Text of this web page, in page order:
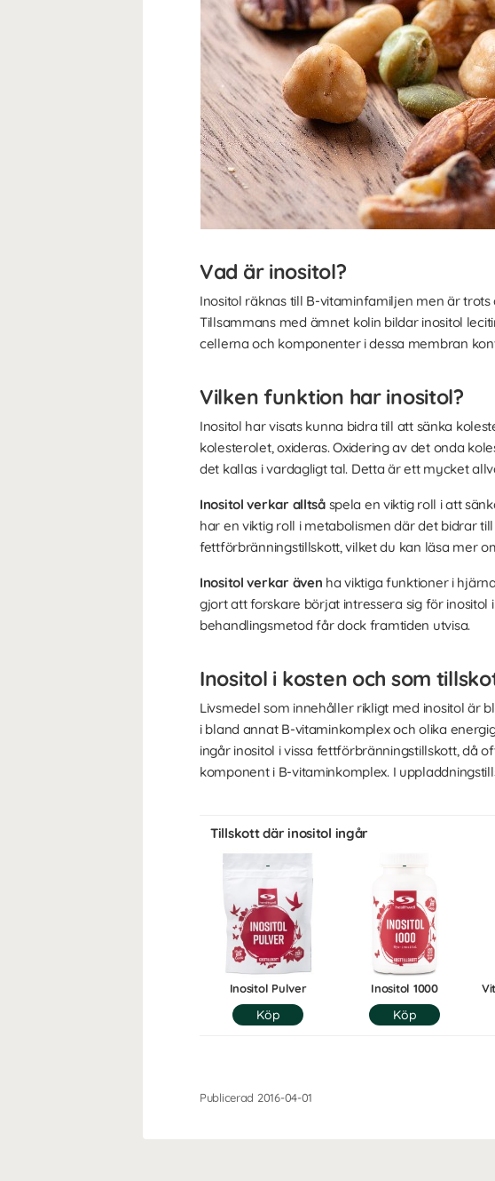
Vad är inositol?
Inositol räknas till B-vitaminfamiljen men är
Tillsammans med ämnet kolin bildar inositol
cellerna och komponenter i dessa membran
Vilken funktion har inositol?
Inositol har visats kunna bidra till att sänka
kolesterolet, oxideras. Oxidering av det onda
det kallas i vardagligt tal. Detta är ett mycket
Inositol verkar alltsåspela en viktig roll i att
har en viktig roll i metabolismen där det bidrar
fettförbränningstillskott, vilket du kan läsa mer
Inositol verkar även ha viktiga funktioner i
gjort att forskare börjat intressera sig för
behandlingsmetod får dock framtiden utvisa.
Inositol i kosten och som
Livsmedel som innehåller rikligt med inositol är
i bland annat B-vitaminkomplex och olika
ingår inositol i vissa fettförbränningstillskott, då
komponent i B-vitaminkomplex. I
Tillskott där inositol ingår
Inositol Pulver Inositol 1000
Publicerad 2016-04-01